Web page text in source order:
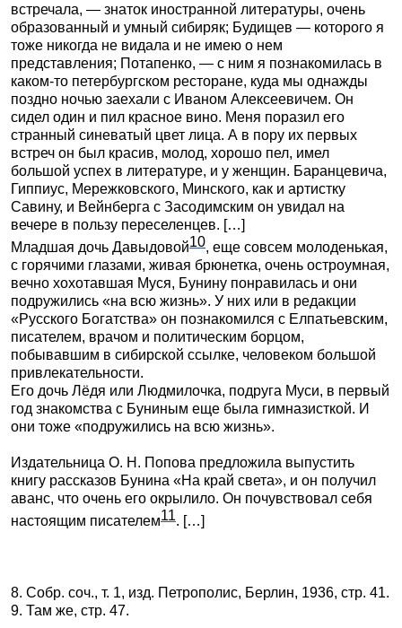
встречала, — знаток иностранной литературы, очень
образованный и умный сибиряк; Будищев — которого я
тоже никогда не видала и не имею о нем
представления; Потапенко, — с ним я познакомилась в
каком-то петербургском ресторане, куда мы однажды
поздно ночью заехали с Иваном Алексеевичем. Он
сидел один и пил красное вино. Меня поразил его
странный синеватый цвет лица. А в пору их первых
встреч он был красив, молод, хорошо пел, имел
большой успех в литературе, и у женщин. Баранцевича,
Гиппиус, Мережковского, Минского, как и артистку
Савину, и Вейнберга с Засодимским он увидал на
вечере в пользу переселенцев. […]
Младшая дочь Давыдовой10, еще совсем молоденькая,
с горячими глазами, живая брюнетка, очень остроумная,
вечно хохотавшая Муся, Бунину понравилась и они
подружились «на всю жизнь». У них или в редакции
«Русского Богатства» он познакомился с Елпатьевским,
писателем, врачом и политическим борцом,
побывавшим в сибирской ссылке, человеком большой
привлекательности.
Его дочь Лёдя или Людмилочка, подруга Муси, в первый
год знакомства с Буниным еще была гимназисткой. И
они тоже «подружились на всю жизнь».
Издательница О. Н. Попова предложила выпустить
книгу рассказов Бунина «На край света», и он получил
аванс, что очень его окрылило. Он почувствовал себя
настоящим писателем11. […]
8. Собр. соч., т. 1, изд. Петрополис, Берлин, 1936, стр. 41.
9. Там же, стр. 47.